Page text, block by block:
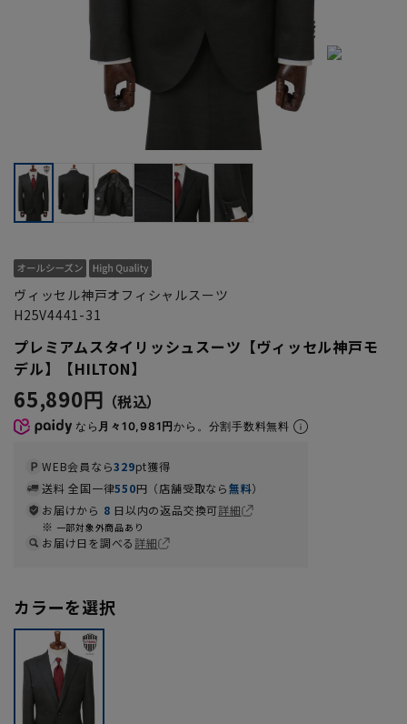
ヴィッセル神戸オフィシャルスーツ
H25V4441-31
プレミアムスタイリッシュスーツ【ヴィッセル神戸モ
デル】【HILTON】
65,890円
なら 月々10,981円から。分割手数料無料
WEB会員なら329pt獲得
送料 全国一律550円（店舗受取なら無料）
お届けから 8 日以内の返品交換可詳細
一部対象外商品あり
お届け日を調べる詳細
カラーを選択